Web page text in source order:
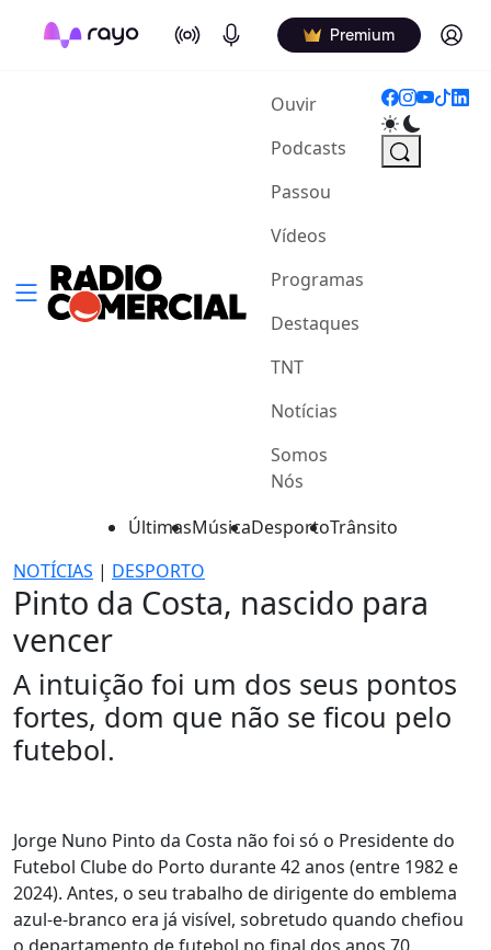
On Air Podcasts Premium Log in
Ouvir(current)
Podcasts
Passou
Vídeos
Programas
Destaques
TNT
Notícias
Somos
Nós
ÚltimasMúsicaDesportoTrânsito
NOTÍCIAS | DESPORTO
Pinto da Costa, nascido para
vencer
A intuição foi um dos seus pontos
fortes, dom que não se ficou pelo
futebol.
Jorge Nuno Pinto da Costa não foi só o Presidente do
Futebol Clube do Porto durante 42 anos (entre 1982 e
2024). Antes, o seu trabalho de dirigente do emblema
azul-e-branco era já visível, sobretudo quando chefiou